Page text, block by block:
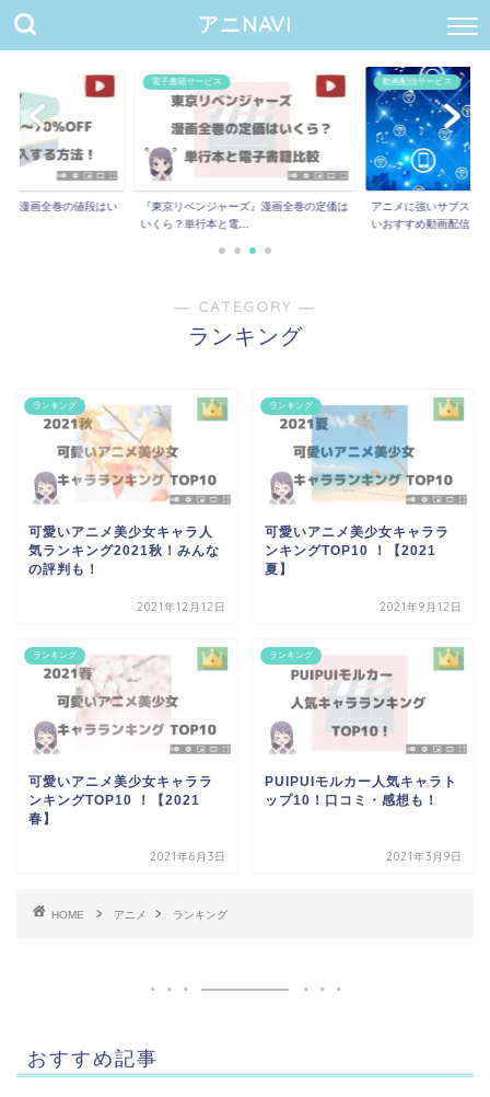
アニNAVI
』漫画全巻の値段はい
電子書籍サービス
『東京リベンジャーズ』漫画全巻の定価は
いくら？単行本と電...
動画配信サービス
アニメに強いサブスク
いおすすめ動画配信...
― CATEGORY ―
ランキング
ランキング
可愛いアニメ美少女キャラ人
気ランキング2021秋！みんな
の評判も！
2021年12月12日
ランキング
可愛いアニメ美少女キャララ
ンキングTOP10 ！【2021
夏】
2021年9月12日
ランキング
可愛いアニメ美少女キャララ
ンキングTOP10 ！【2021
春】
2021年6月3日
ランキング
PUIPUIモルカー人気キャラト
ップ10！口コミ・感想も！
2021年3月9日
HOME アニメ ランキング
おすすめ記事